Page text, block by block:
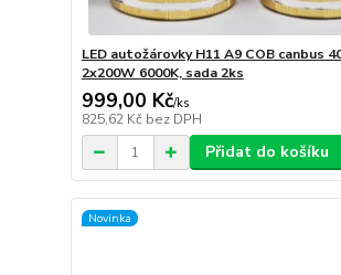
LED autožárovky H11 A9 COB canbus
2x200W 6000K, sada 2ks
999,00 Kč/ks
825,62 Kč bez DPH
Přidat do košíku
Novinka